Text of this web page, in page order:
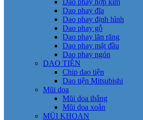
Dao phay hợp kim
Dao phay đĩa
Dao phay định hình
Dao phay gỗ
Dao phay lăn răng
Dao phay mặt đầu
Dao phay ngón
DAO TIỆN
Chip dao tiện
Dao tiện Mitsubishi
Mũi doa
Mũi doa thẳng
Mũi doa xoắn
MŨI KHOAN